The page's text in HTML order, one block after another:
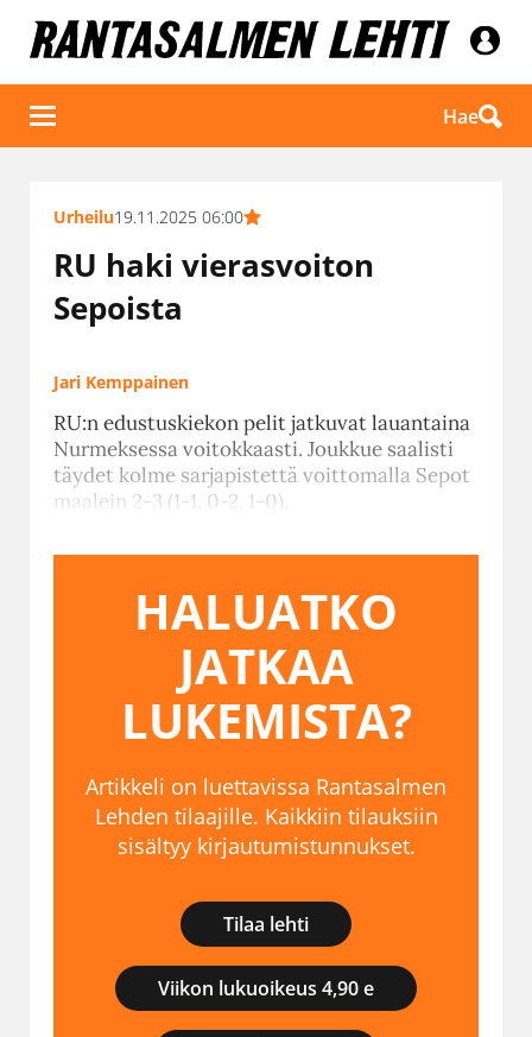
Hae
Urheilu19.11.2025 06:00
RU haki vierasvoiton
Sepoista
Jari Kemppainen
RU:n edustuskiekon pelit jatkuvat lauantaina
Nurmeksessa voitokkaasti. Joukkue saalisti
täydet kolme sarjapistettä voittomalla Sepot
maalein 2-3 (1-1, 0-2, 1-0).
HALUATKO
JATKAA
LUKEMISTA?
Artikkeli on luettavissa Rantasalmen
Lehden tilaajille. Kaikkiin tilauksiin
sisältyy kirjautumistunnukset.
Tilaa lehti
Viikon lukuoikeus 4,90 e